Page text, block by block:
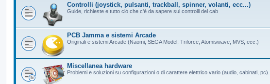
Controlli (joystick, pulsanti, trackball, spinner, volanti, ecc...)
Guide, richieste e tutto ciò che c'è da sapere sui controlli del cab
PCB Jamma e sistemi Arcade
Originali e sistemi Arcade (Naomi, SEGA Model, Triforce, Atomiswave, MVS, ecc.)
Miscellanea hardware
Problemi e soluzioni su configurazioni o di carattere elettrico vario (audio, cabinati, pc)...